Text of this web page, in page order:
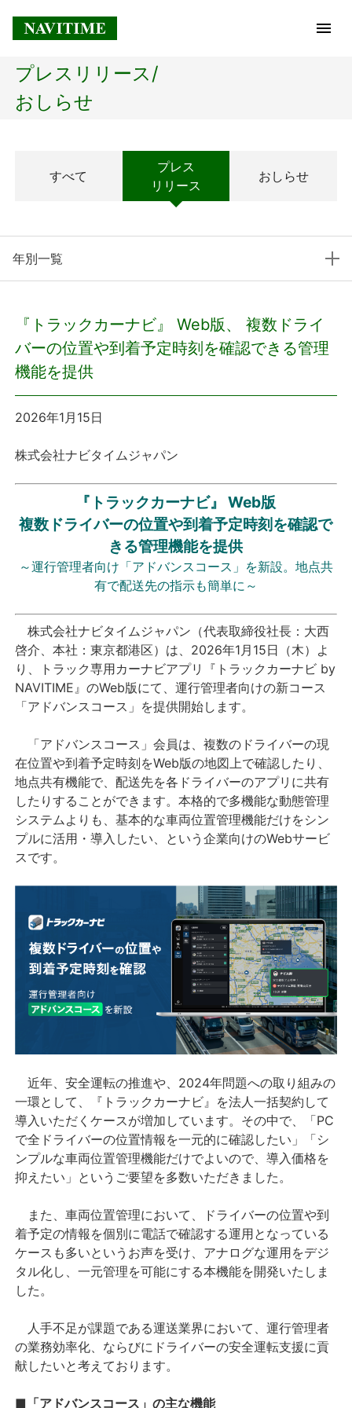
トップページ
経営理念
プレスリリース
おしらせ
個人向けサービス
法人向けサービス
採用情報
English
プレスリリース/
おしらせ
すべて
プレス
リリース
おしらせ
年別一覧
『トラックカーナビ』 Web版、 複数ドライ
バーの位置や到着予定時刻を確認できる管理
機能を提供
2026年1月15日
株式会社ナビタイムジャパン
『トラックカーナビ』 Web版
複数ドライバーの位置や到着予定時刻を確認で
きる管理機能を提供
～運行管理者向け「アドバンスコース」を新設。地点共
有で配送先の指示も簡単に～
株式会社ナビタイムジャパン（代表取締役社長：大西
啓介、本社：東京都港区）は、2026年1月15日（木）よ
り、トラック専用カーナビアプリ『トラックカーナビ by
NAVITIME』のWeb版にて、運行管理者向けの新コース
「アドバンスコース」を提供開始します。
「アドバンスコース」会員は、複数のドライバーの現
在位置や到着予定時刻をWeb版の地図上で確認したり、
地点共有機能で、配送先を各ドライバーのアプリに共有
したりすることができます。本格的で多機能な動態管理
システムよりも、基本的な車両位置管理機能だけをシン
プルに活用・導入したい、という企業向けのWebサービ
スです。
近年、安全運転の推進や、2024年問題への取り組みの
一環として、『トラックカーナビ』を法人一括契約して
導入いただくケースが増加しています。その中で、「PC
で全ドライバーの位置情報を一元的に確認したい」「シ
ンプルな車両位置管理機能だけでよいので、導入価格を
抑えたい」というご要望を多数いただきました。
また、車両位置管理において、ドライバーの位置や到
着予定の情報を個別に電話で確認する運用となっている
ケースも多いというお声を受け、アナログな運用をデジ
タル化し、一元管理を可能にする本機能を開発いたしま
した。
人手不足が課題である運送業界において、運行管理者
の業務効率化、ならびにドライバーの安全運転支援に貢
献したいと考えております。
■「アドバンスコース」の主な機能